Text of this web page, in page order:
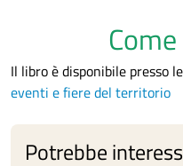
Il libro è disponibile presso le
eventi e fiere del territorio
Potrebbe